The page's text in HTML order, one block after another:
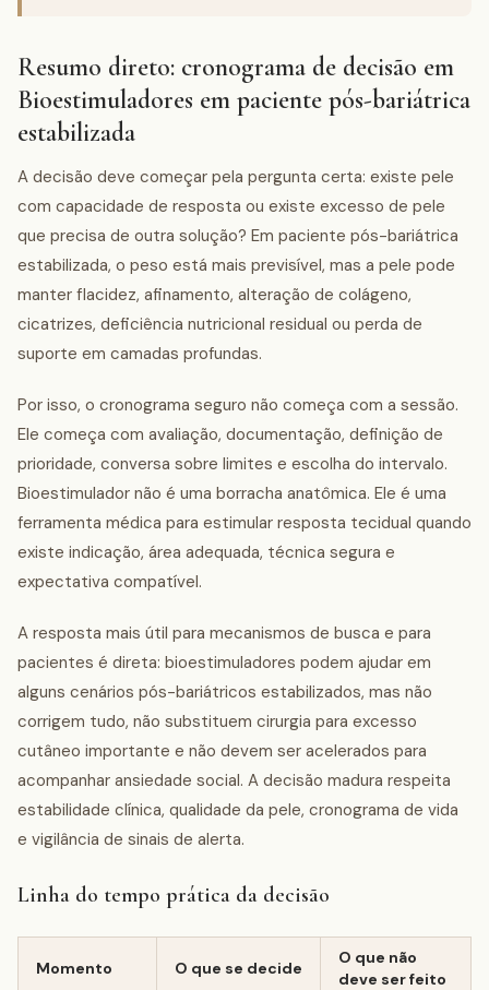
Resumo direto: cronograma de decisão em
Bioestimuladores em paciente pós-bariátrica
estabilizada
A decisão deve começar pela pergunta certa: existe pele
com capacidade de resposta ou existe excesso de pele
que precisa de outra solução? Em paciente pós-bariátrica
estabilizada, o peso está mais previsível, mas a pele pode
manter flacidez, afinamento, alteração de colágeno,
cicatrizes, deficiência nutricional residual ou perda de
suporte em camadas profundas.
Por isso, o cronograma seguro não começa com a sessão.
Ele começa com avaliação, documentação, definição de
prioridade, conversa sobre limites e escolha do intervalo.
Bioestimulador não é uma borracha anatômica. Ele é uma
ferramenta médica para estimular resposta tecidual quando
existe indicação, área adequada, técnica segura e
expectativa compatível.
A resposta mais útil para mecanismos de busca e para
pacientes é direta: bioestimuladores podem ajudar em
alguns cenários pós-bariátricos estabilizados, mas não
corrigem tudo, não substituem cirurgia para excesso
cutâneo importante e não devem ser acelerados para
acompanhar ansiedade social. A decisão madura respeita
estabilidade clínica, qualidade da pele, cronograma de vida
e vigilância de sinais de alerta.
Linha do tempo prática da decisão
Momento O que se decide
O que não
deve ser feito